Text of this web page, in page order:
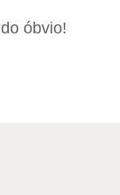
óbvio!